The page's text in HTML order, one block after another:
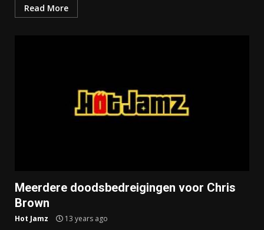
Read More
Meerdere doodsbedreigingen voor Chris
Brown
Hot Jamz 13 years ago